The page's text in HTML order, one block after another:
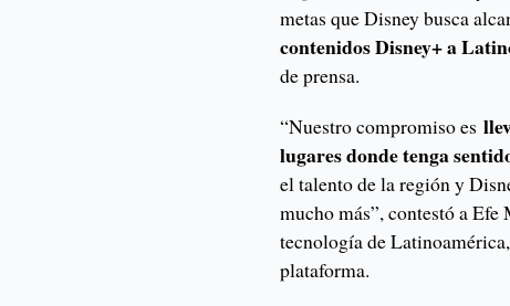
metas que Disney busca
contenidos Disney+ a
de prensa.
“Nuestro compromiso es
lugares donde tenga
el talento de la región y
mucho más”, contestó a
tecnología de
plataforma.